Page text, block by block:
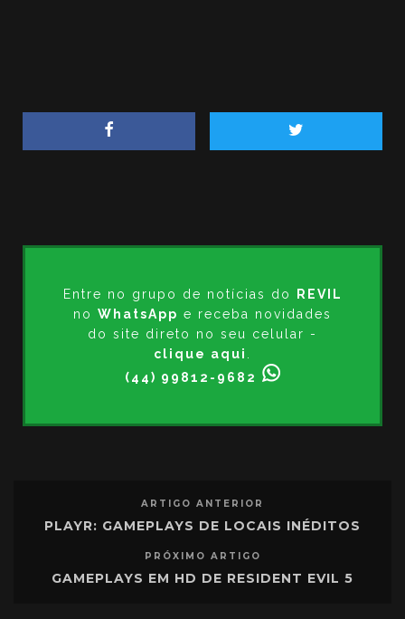
Entre no grupo de notícias do
REVIL
no WhatsApp e receba novidades
do site direto no seu celular -
clique aqui
(44) 99812-9682
ARTIGO ANTERIOR
PLAYR: GAMEPLAYS DE LOCAIS INÉDITOS
PRÓXIMO ARTIGO
GAMEPLAYS EM HD DE RESIDENT EVIL 5